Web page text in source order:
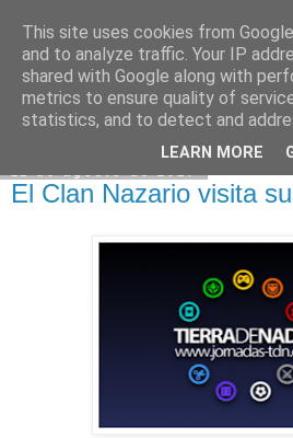
Mariusland.es
El Clan Nazario visita
This site uses cookies from
and to analyze traffic. Your IP
shared with Google along with
metrics to ensure quality of
statistics, and to detect and
LEARN MORE